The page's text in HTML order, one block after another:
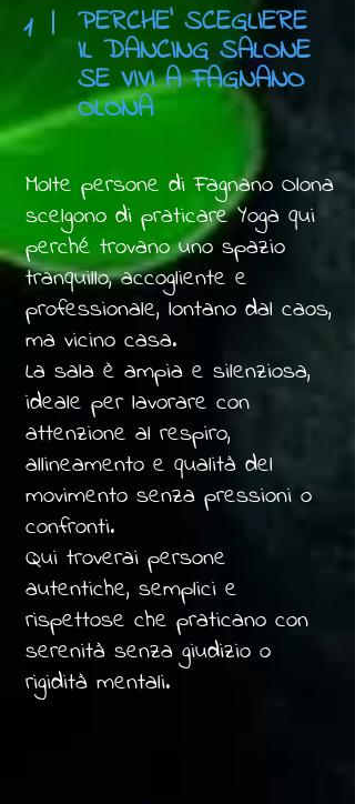
1 PERCHE' SCEGLIERE
IL DANCING SALONE
SE VIVI A FAGNANO
OLONA
Molte persone di Fagnano Olona
scelgono di praticare Yoga qui
perché trovano uno spazio
tranquillo, accogliente e
professionale, lontano dal caos,
ma vicino casa.
La sala è ampia e silenziosa,
ideale per lavorare con
attenzione al respiro,
allineamento e qualità del
movimento senza pressioni o
confronti.
Qui troverai persone
autentiche, semplici e
rispettose che praticano con
serenità senza giudizio o
rigidità mentali.